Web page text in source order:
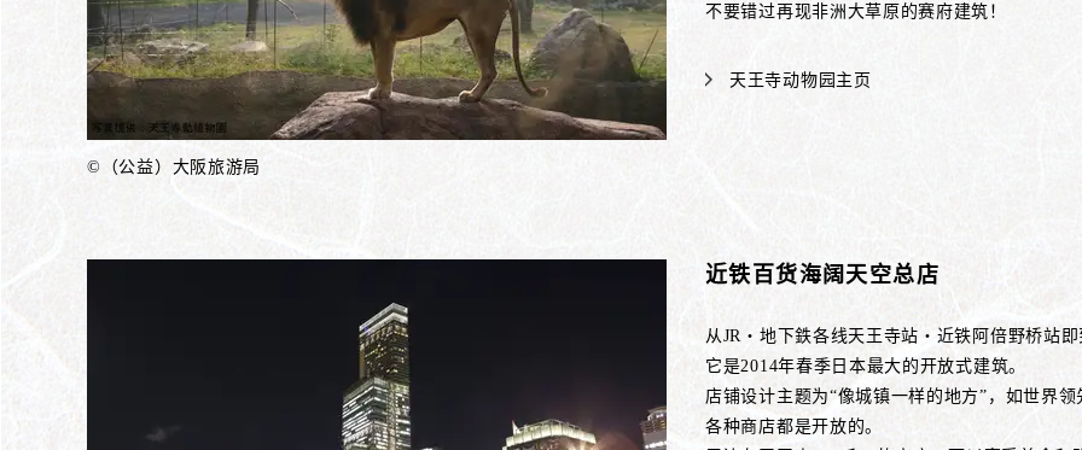
©（公益）大阪旅游局
不要错过再现非洲大草原的赛府建筑！
天王寺动物园主页
近铁百货海阔天空总店
从JR・地下鉄各线天王寺站・近铁阿倍野桥站
它是2014年春季日本最大的开放式建筑。
店铺设计主题为“像城镇一样的地方”，如世界
各种商店都是开放的。